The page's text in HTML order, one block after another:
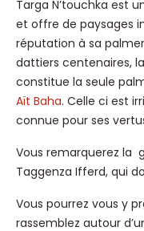
Targa N’touchka est
et offre de paysages
réputation à sa
dattiers centenaires,
constitue la seule
Aït Baha. Celle ci est
connue pour ses
Vous remarquerez la
Taggenza Ifferd, qui
Vous pourrez vous y
rassemblez autour